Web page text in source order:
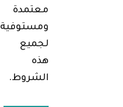
معتمدة
ومستوفية
لجميع
هذه
الشروط.